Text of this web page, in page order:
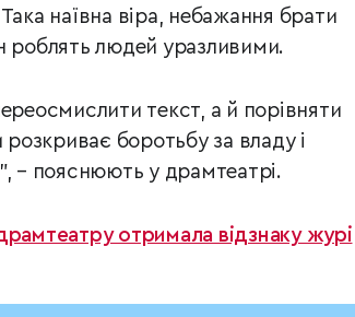
наївна віра, небажання брати
роблять людей уразливими.
текст, а й порівняти
боротьбу за владу і
– пояснюють у драмтеатрі.
отримала відзнаку журі